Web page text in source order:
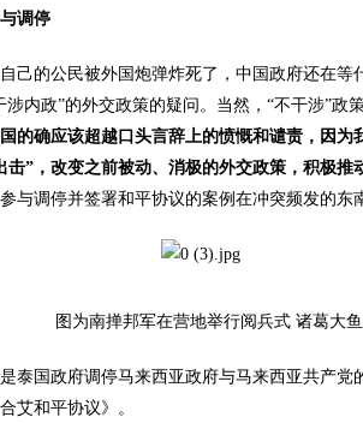
调停
的公民被外国炮弹炸死了，中国政府还在等
涉内政”的外交政策的疑问。当然，“不干涉”政
的确应该超越口头言辞上的愤慨和谴责，因为
击”，改变之前被动、消极的外交政策，积极推
与调停并签署和平协议的案例在冲突频发的东
图为南掸邦军在营地举行阅兵式 诸葛大
国政府调停马来西亚政府与马来西亚共产党
艾和平协议》。